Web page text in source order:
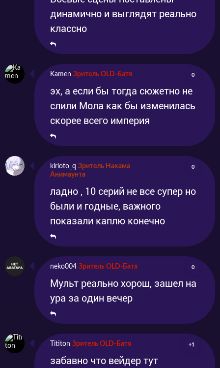
динамично и выглядят реально
классно
Kamen Зритель OLD-Батя 0
эх, а если бы тогда сюжетно не
слили Мола как бы изменилась
скорее всего империя
kirioto_q Зритель Накама
Анимаунта
0
ладно , 10 серий не все супер но
были и годные, важного
показали каплю конечно
neko004 Зритель OLD-Батя 0
Мульт реально хорош, зашел на
ура за один вечер
Tititon Зритель OLD-Батя +1
забавно что вейдер тут